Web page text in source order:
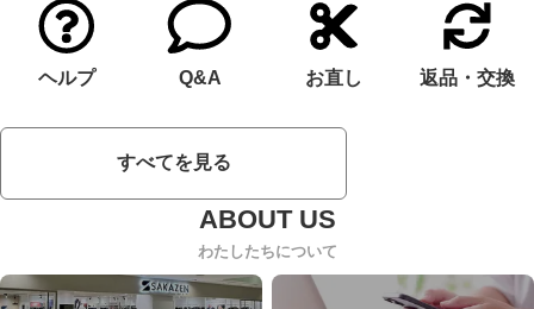
ヘルプ Q&A お直し 返品・交換
すべてを見る
わたしたちについて